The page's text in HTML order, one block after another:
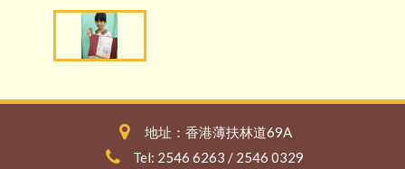
地址：香港薄扶林道69A
Tel: 2546 6263 / 2546 0329